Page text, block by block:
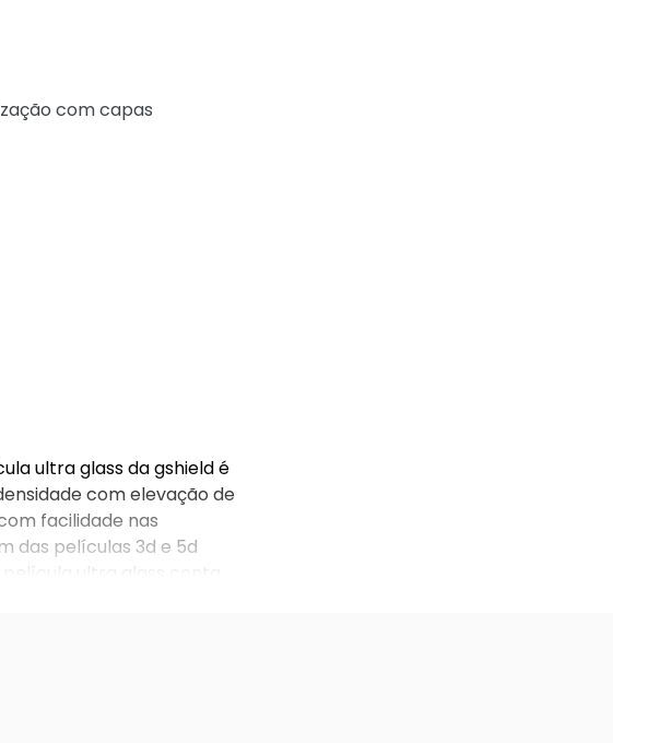
com capas
ultra glass da gshield é
com elevação de
facilidade nas
das películas 3d e 5d
ultra glass conta